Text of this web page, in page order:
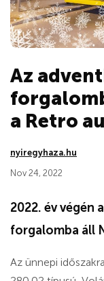
Az
a Retro
nyiregyhaza.hu
Nov 24, 2022
2022. év végén
forgalomba áll
Az ünnepi